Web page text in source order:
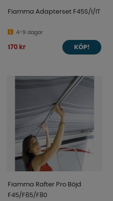
Fiamma Adapterset F45S/I/IT
4-9 dagar
170 kr KÖP!
Fiamma Rafter Pro Böjd
F45/F65/F80